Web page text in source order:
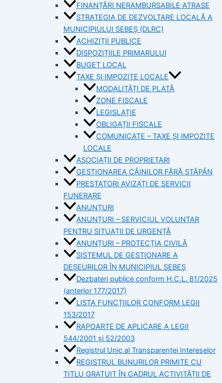
FINANȚĂRI NERAMBURSABILE ATRASE
STRATEGIA DE DEZVOLTARE LOCALĂ A
MUNICIPIULUI SEBEȘ (DLRC)
ACHIZIȚII PUBLICE
DISPOZIȚIILE PRIMARULUI
BUGET LOCAL
TAXE ȘI IMPOZITE LOCALE
MODALITĂȚI DE PLATĂ
ZONE FISCALE
LEGISLAȚIE
OBLIGAȚII FISCALE
COMUNICATE – TAXE ȘI IMPOZITE
LOCALE
ASOCIAȚII DE PROPRIETARI
GESTIONAREA CÂINILOR FĂRĂ STĂPÂN
PRESTATORI AVIZAȚI DE SERVICII
FUNERARE
ANUNȚURI
ANUNȚURI – SERVICIUL VOLUNTAR
PENTRU SITUAȚII DE URGENȚĂ
ANUNȚURI – PROTECȚIA CIVILĂ
SISTEMUL DE GESTIONARE A
DEȘEURILOR ÎN MUNICIPIUL SEBEȘ
Dezbateri publice conform H.C.L. 81/2025
(anterior 177/2017)
LISTA FUNCȚIILOR CONFORM LEGII
153/2017
RAPOARTE DE APLICARE A LEGII
544/2001 și 52/2003
Registrul Unic al Transparenței Intereselor
REGISTRUL BUNURILOR PRIMITE CU
TITLU GRATUIT ÎN CADRUL ACTIVITĂȚII DE